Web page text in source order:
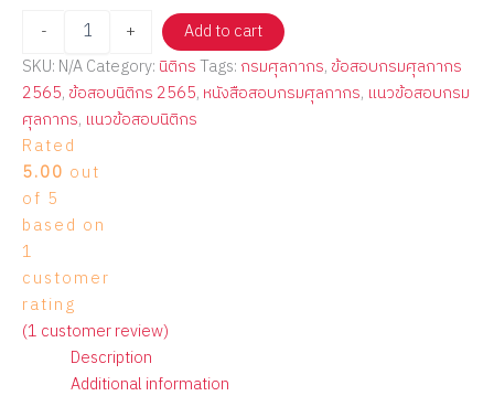
- +
Add to cart
SKU: N/ACategory: นิติกรTags: กรมศุลกากร, ข้อสอบกรมศุลกากร
2565, ข้อสอบนิติกร 2565, หนังสือสอบกรมศุลกากร, แนวข้อสอบกรม
ศุลกากร, แนวข้อสอบนิติกร
Rated
5.00 out
of 5
based on
1
customer
rating
(1 customer review)
Description
Additional information